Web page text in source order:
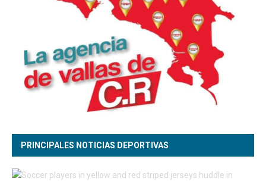
PRINCIPALES NOTICIAS DEPORTIVAS